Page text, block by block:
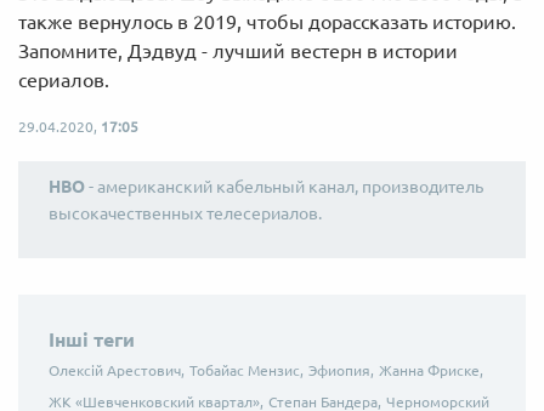
также вернулось в 2019, чтобы дорассказать историю.
Запомните, Дэдвуд - лучший вестерн в истории
сериалов.
29.04.2020, 17:05
HBO- американский кабельный канал, производитель
высокачественных телесериалов.
Інші теги
Олексій Арестович, Тобайас Мензис, Эфиопия, Жанна Фриске,
ЖК «Шевченковский квартал», Степан Бандера, Черноморский